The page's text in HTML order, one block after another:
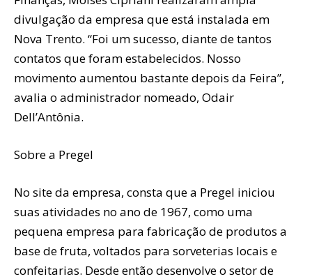
divulgação da empresa que está instalada em
Nova Trento. “Foi um sucesso, diante de tantos
contatos que foram estabelecidos. Nosso
movimento aumentou bastante depois da Feira”,
avalia o administrador nomeado, Odair
Dell’Antônia.
Sobre a Pregel
No site da empresa, consta que a Pregel iniciou
suas atividades no ano de 1967, como uma
pequena empresa para fabricação de produtos a
base de fruta, voltados para sorveterias locais e
confeitarias. Desde então desenvolve o setor de